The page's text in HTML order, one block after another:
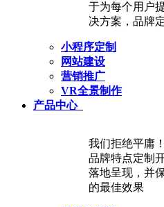
于为每个用户
决方案，品牌
小程序定制
网站建设
营销推广
VR全景制作
产品中心
我们拒绝平庸
品牌特点定制
落地呈现，并
的最佳效果